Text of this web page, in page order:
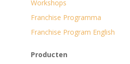
Workshops
Franchise Programma
Franchise Program English
Producten